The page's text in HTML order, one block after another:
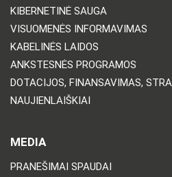
KIBERNETINĖ SAUGA
VISUOMENĖS INFORMAVIMAS
KABELINĖS LAIDOS
ANKSTESNĖS PROGRAMOS
DOTACIJOS, FINANSAVIMAS,
NAUJIENLAIŠKIAI
MEDIA
PRANEŠIMAI SPAUDAI